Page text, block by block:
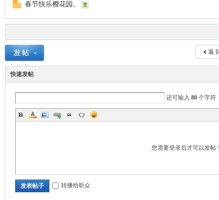
春节快乐樱花园。
返
快速发帖
还可输入 80 个字符
您需要登录后才可以发帖
发表帖子 转播给听众